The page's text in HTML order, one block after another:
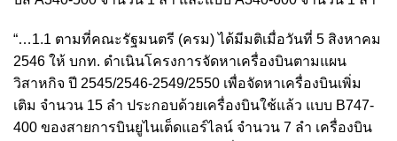
“…1.1 ตามที่คณะรัฐมนตรี (ครม) ได้มีมติเมื่อวันที่ 5 สิงหาคม
2546 ให้ บกท. ดำเนินโครงการจัดหาเครื่องบินตามแผน
วิสาหกิจ ปี 2545/2546-2549/2550 เพื่อจัดหาเครื่องบินเพิ่ม
เติม จำนวน 15 ลำ ประกอบด้วยเครื่องบินใช้แล้ว แบบ B747-
400 ของสายการบินยูไนเต็ดแอร์ไลน์ จำนวน 7 ลำ เครื่องบิน